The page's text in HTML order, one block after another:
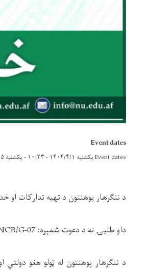
Event dates
Event datesیکشنبه ۱۴۰۴/۴/۱ - ۱۰:۲۳ -یکشنبه ۱۴۰۴/۴/۱۵ - ۱۰:۲۳
د ننګرهار پوهنتون د تهيه تدارکات او
داو طلبۍ ته د دعوت شمېره:G-07
د ننګرهار پوهنتون له ټولو هغو